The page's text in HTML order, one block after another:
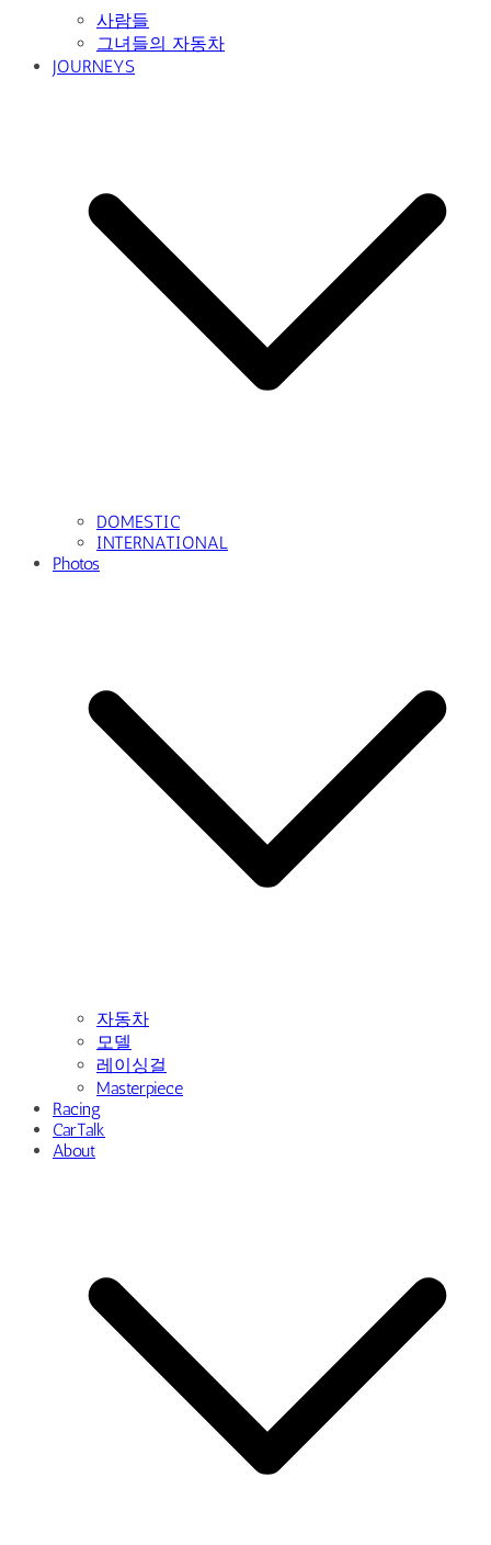
사람들
그녀들의 자동차
JOURNEYS
DOMESTIC
INTERNATIONAL
Photos
자동차
모델
레이싱걸
Masterpiece
Racing
CarTalk
About